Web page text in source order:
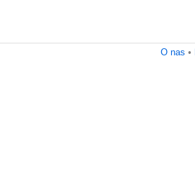
O nas •